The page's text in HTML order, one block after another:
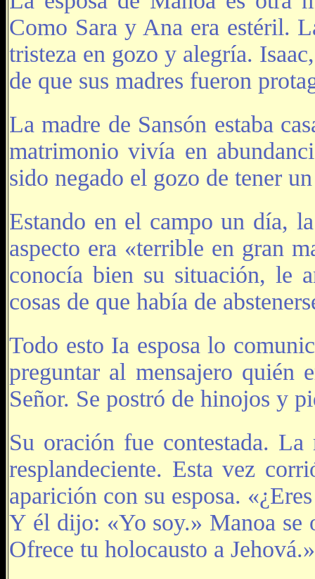
Como Sara y Ana era estéril.
tristeza en gozo y alegría.
de que sus madres fueron
La madre de Sansón estaba
matrimonio vivía en
sido negado el gozo de tener
Estando en el campo un día,
aspecto era «terrible en gran
conocía bien su situación, le
cosas de que había de
Todo esto Ia esposa lo
preguntar al mensajero quién
Señor. Se postró de hinojos y
Su oración fue contestada.
resplandeciente. Esta vez
aparición con su esposa.
Y él dijo: «Yo soy.» Manoa se
Ofrece tu holocausto a Jehová.»